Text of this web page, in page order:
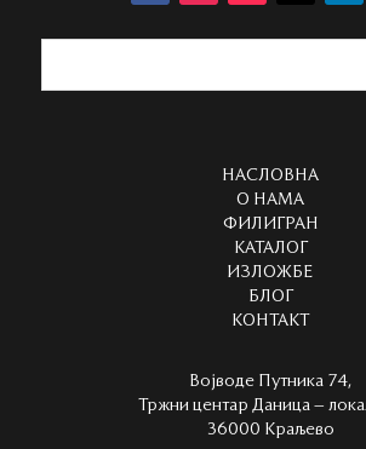
НАСЛОВНА
О НАМА
ФИЛИГРАН
КАТАЛОГ
ИЗЛОЖБЕ
БЛОГ
КОНТАКТ
Војводе Путника 74,
Тржни центар Даница –
36000 Краљево